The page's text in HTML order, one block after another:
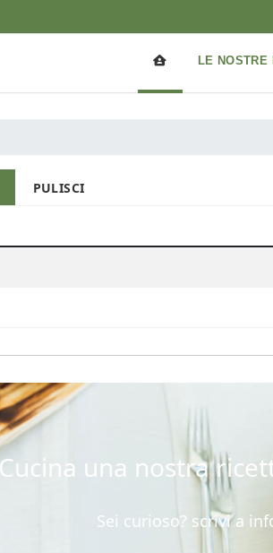
LE NOSTRE
PULISCI
una nostra
Sei curioso? scrivi a